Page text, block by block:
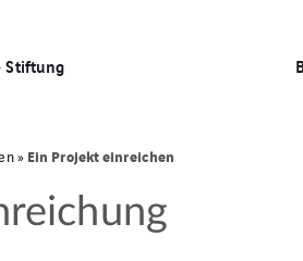
Stiftung
» Ein Projekt einreichen